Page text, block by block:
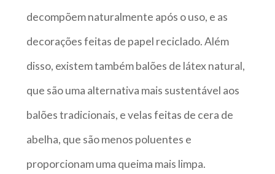
decompõem naturalmente após o uso, e as
decorações feitas de papel reciclado. Além
disso, existem também balões de látex natural,
que são uma alternativa mais sustentável aos
balões tradicionais, e velas feitas de cera de
abelha, que são menos poluentes e
proporcionam uma queima mais limpa.